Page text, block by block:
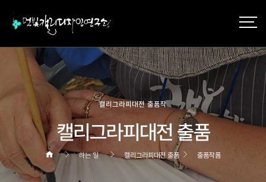
캘리그라피대전 출품작
캘리그라피대전 출품
하는 일 캘리그라피대전 출품 출품작품